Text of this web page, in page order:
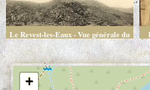
Le Revest-les-Eaux - Vue générale du
barrage
+